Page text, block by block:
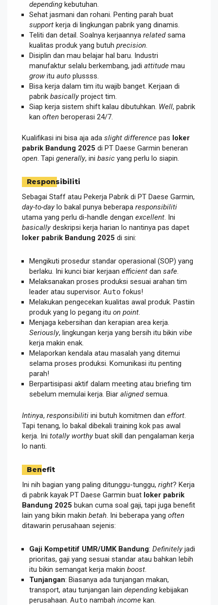
depending kebutuhan.
Sehat jasmani dan rohani. Penting parah buat
support kerja di lingkungan pabrik yang dinamis.
Teliti dan detail. Soalnya kerjaannya relatedsama
kualitas produk yang butuh precision
Disiplin dan mau belajar hal baru. Industri
manufaktur selalu berkembang, jadi attitude mau
grow itu auto plussss.
Bisa kerja dalam tim itu wajib banget. Kerjaan di
pabrik basicallyproject tim.
Siap kerja sistem shift kalau dibutuhkan. Well, pabrik
kan often beroperasi 24/7.
Kualifikasi ini bisa aja ada slight difference pas loker
pabrik Bandung 2025 di PT Daese Garmin beneran
open. Tapi generally, ini basic yang perlu lo siapin.
Responsibiliti
Sebagai Staff atau Pekerja Pabrik di PT Daese Garmin,
day-to-daylo bakal punya beberapa responsibiliti
utama yang perlu di-handle dengan excellent. Ini
basicallydeskripsi kerja harian lo nantinya pas dapet
loker pabrik Bandung 2025 di sini:
Mengikuti prosedur standar operasional (SOP) yang
berlaku. Ini kunci biar kerjaan efficient dan safe.
Melaksanakan proses produksi sesuai arahan tim
leader atau supervisor. Auto fokus!
Melakukan pengecekan kualitas awal produk. Pastiin
produk yang lo pegang itu on point.
Menjaga kebersihan dan kerapian area kerja.
Seriously, lingkungan kerja yang bersih itu bikin vibe
kerja makin enak.
Melaporkan kendala atau masalah yang ditemui
selama proses produksi. Komunikasi itu penting
parah!
Berpartisipasi aktif dalam meeting atau briefing tim
sebelum memulai kerja. Biar alignedsemua.
Intinya, responsibiliti ini butuh komitmen dan effort
Tapi tenang, lo bakal dibekali training kok pas awal
kerja. Ini totally worthybuat skill dan pengalaman kerja
lo nanti.
Benefit
Ini nih bagian yang paling ditunggu-tunggu, right? Kerja
di pabrik kayak PT Daese Garmin buat loker pabrik
Bandung 2025 bukan cuma soal gaji, tapi juga benefit
lain yang bikin makin betah . Ini beberapa yang often
ditawarin perusahaan sejenis:
Gaji Kompetitif UMR/UMK Bandung: Definitelyjadi
prioritas, gaji yang sesuai standar atau bahkan lebih
itu bikin semangat kerja makin boost
Tunjangan: Biasanya ada tunjangan makan,
transport, atau tunjangan lain depending kebijakan
perusahaan. Auto nambah income kan.